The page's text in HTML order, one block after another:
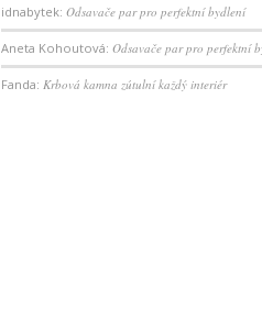
idnabytek:Odsavače par pro perfektní bydlení
Aneta Kohoutová:Odsavače par pro perfektní
Fanda:Krbová kamna zútulní každý interiér